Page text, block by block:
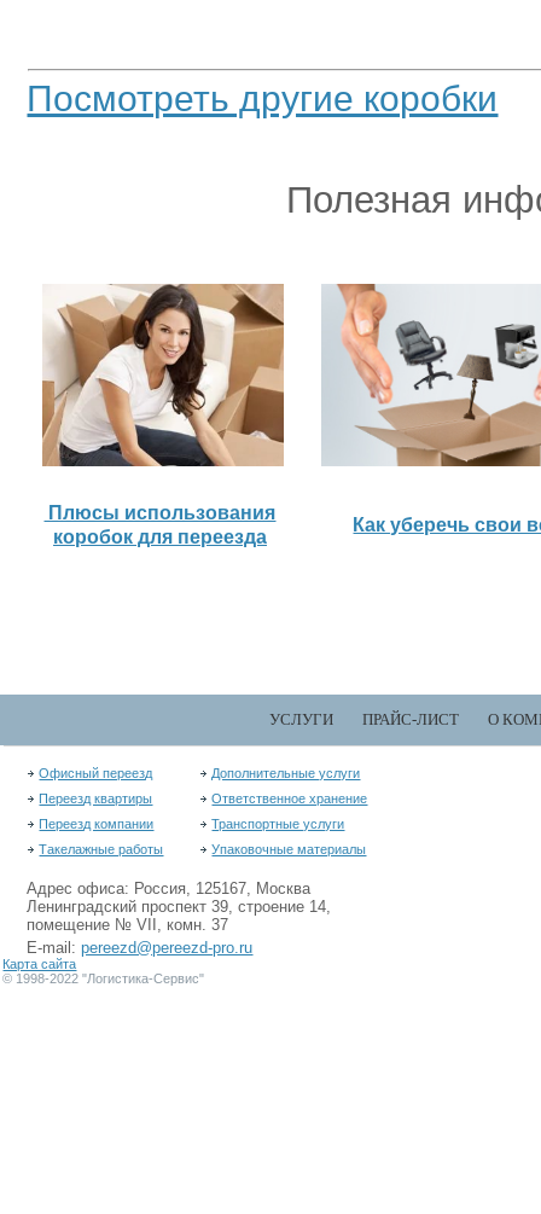
Посмотреть другие коробки
Полезная
Плюсы использования
коробок для переезда
Как уберечь свои
УСЛУГИ ПРАЙС-ЛИСТ О
Офисный переезд
Переезд квартиры
Переезд компании
Такелажные работы
Дополнительные услуги
Ответственное хранение
Транспортные услуги
Упаковочные материалы
Адрес офиса: Россия, 125167, Москва
Ленинградский проспект 39, строение 14,
помещение № VII, комн. 37
E-mail:pereezd@pereezd-pro.ru
Карта сайта
© 1998-2022 "Логистика-Сервис"